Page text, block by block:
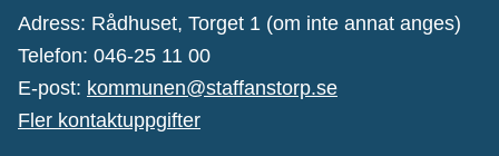
Adress: Rådhuset, Torget 1 (om inte annat anges)
Telefon: 046-25 11 00
E-post: kommunen@staffanstorp.se
Fler kontaktuppgifter